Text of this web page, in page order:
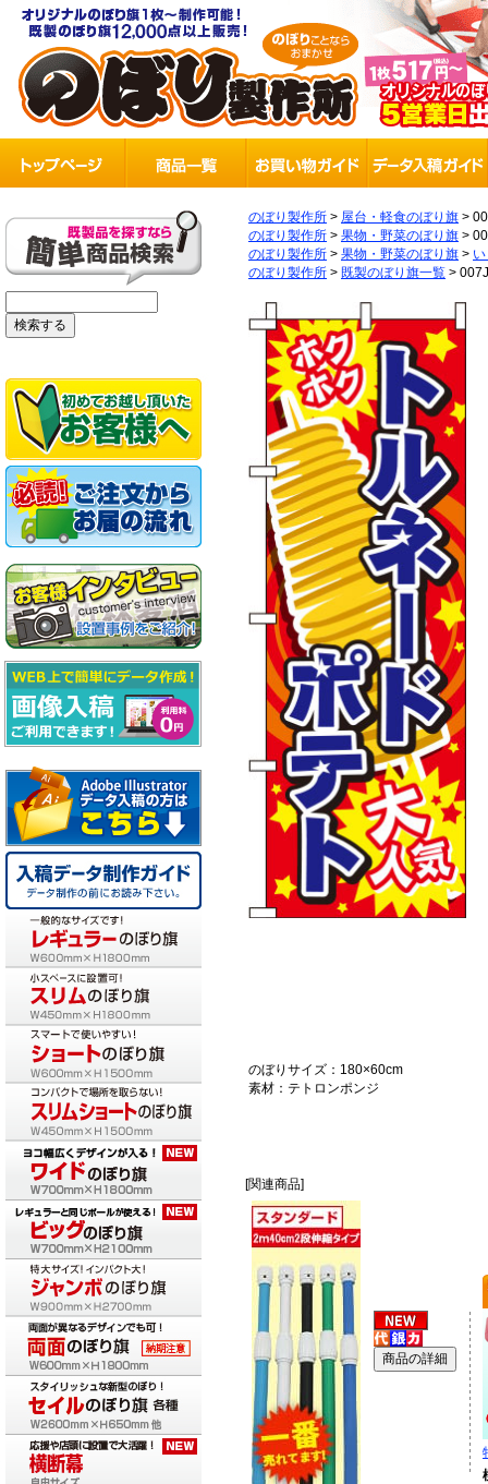
のぼり製作所 > 屋台・軽食のぼり旗 >
のぼり製作所 > 果物・野菜のぼり旗 >
のぼり製作所 > 果物・野菜のぼり旗 >
のぼり製作所 > 既製のぼり旗一覧 >
のぼりサイズ：180×60cm
素材：テトロンポンジ
[関連商品]